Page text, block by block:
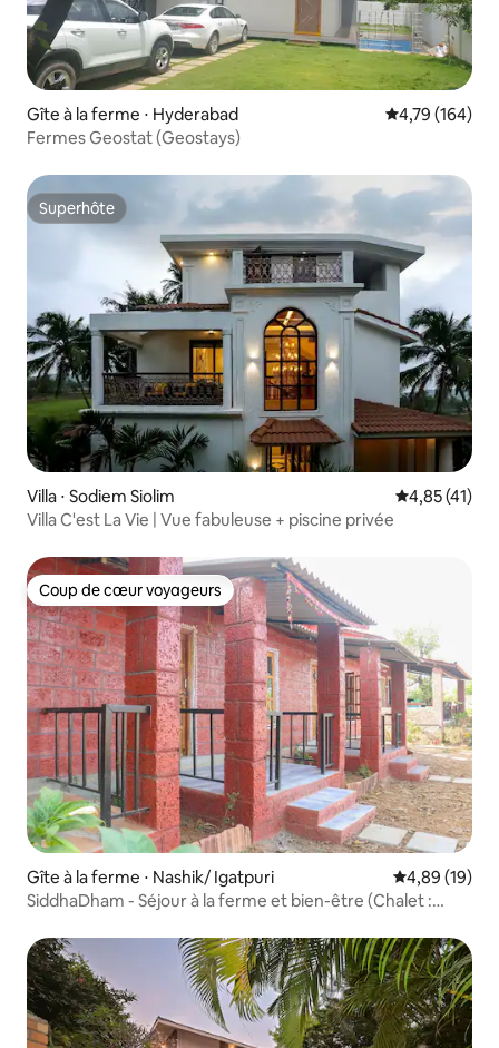
Gîte à la ferme ⋅ Hyderabad Évaluation
4,79 (164)
Fermes Geostat (Geostays)
Superhôte
Superhôte
Villa ⋅ Sodiem Siolim Évaluation
4,85 (41)
Villa C'est La Vie | Vue fabuleuse + piscine privée
Coup de cœur voyageurs
Coup de cœur voyageurs
Gîte à la ferme ⋅ Nashik/ Igatpuri Évaluation
4,89 (19)
SiddhaDham - Séjour à la ferme et bien-être (Chalet :